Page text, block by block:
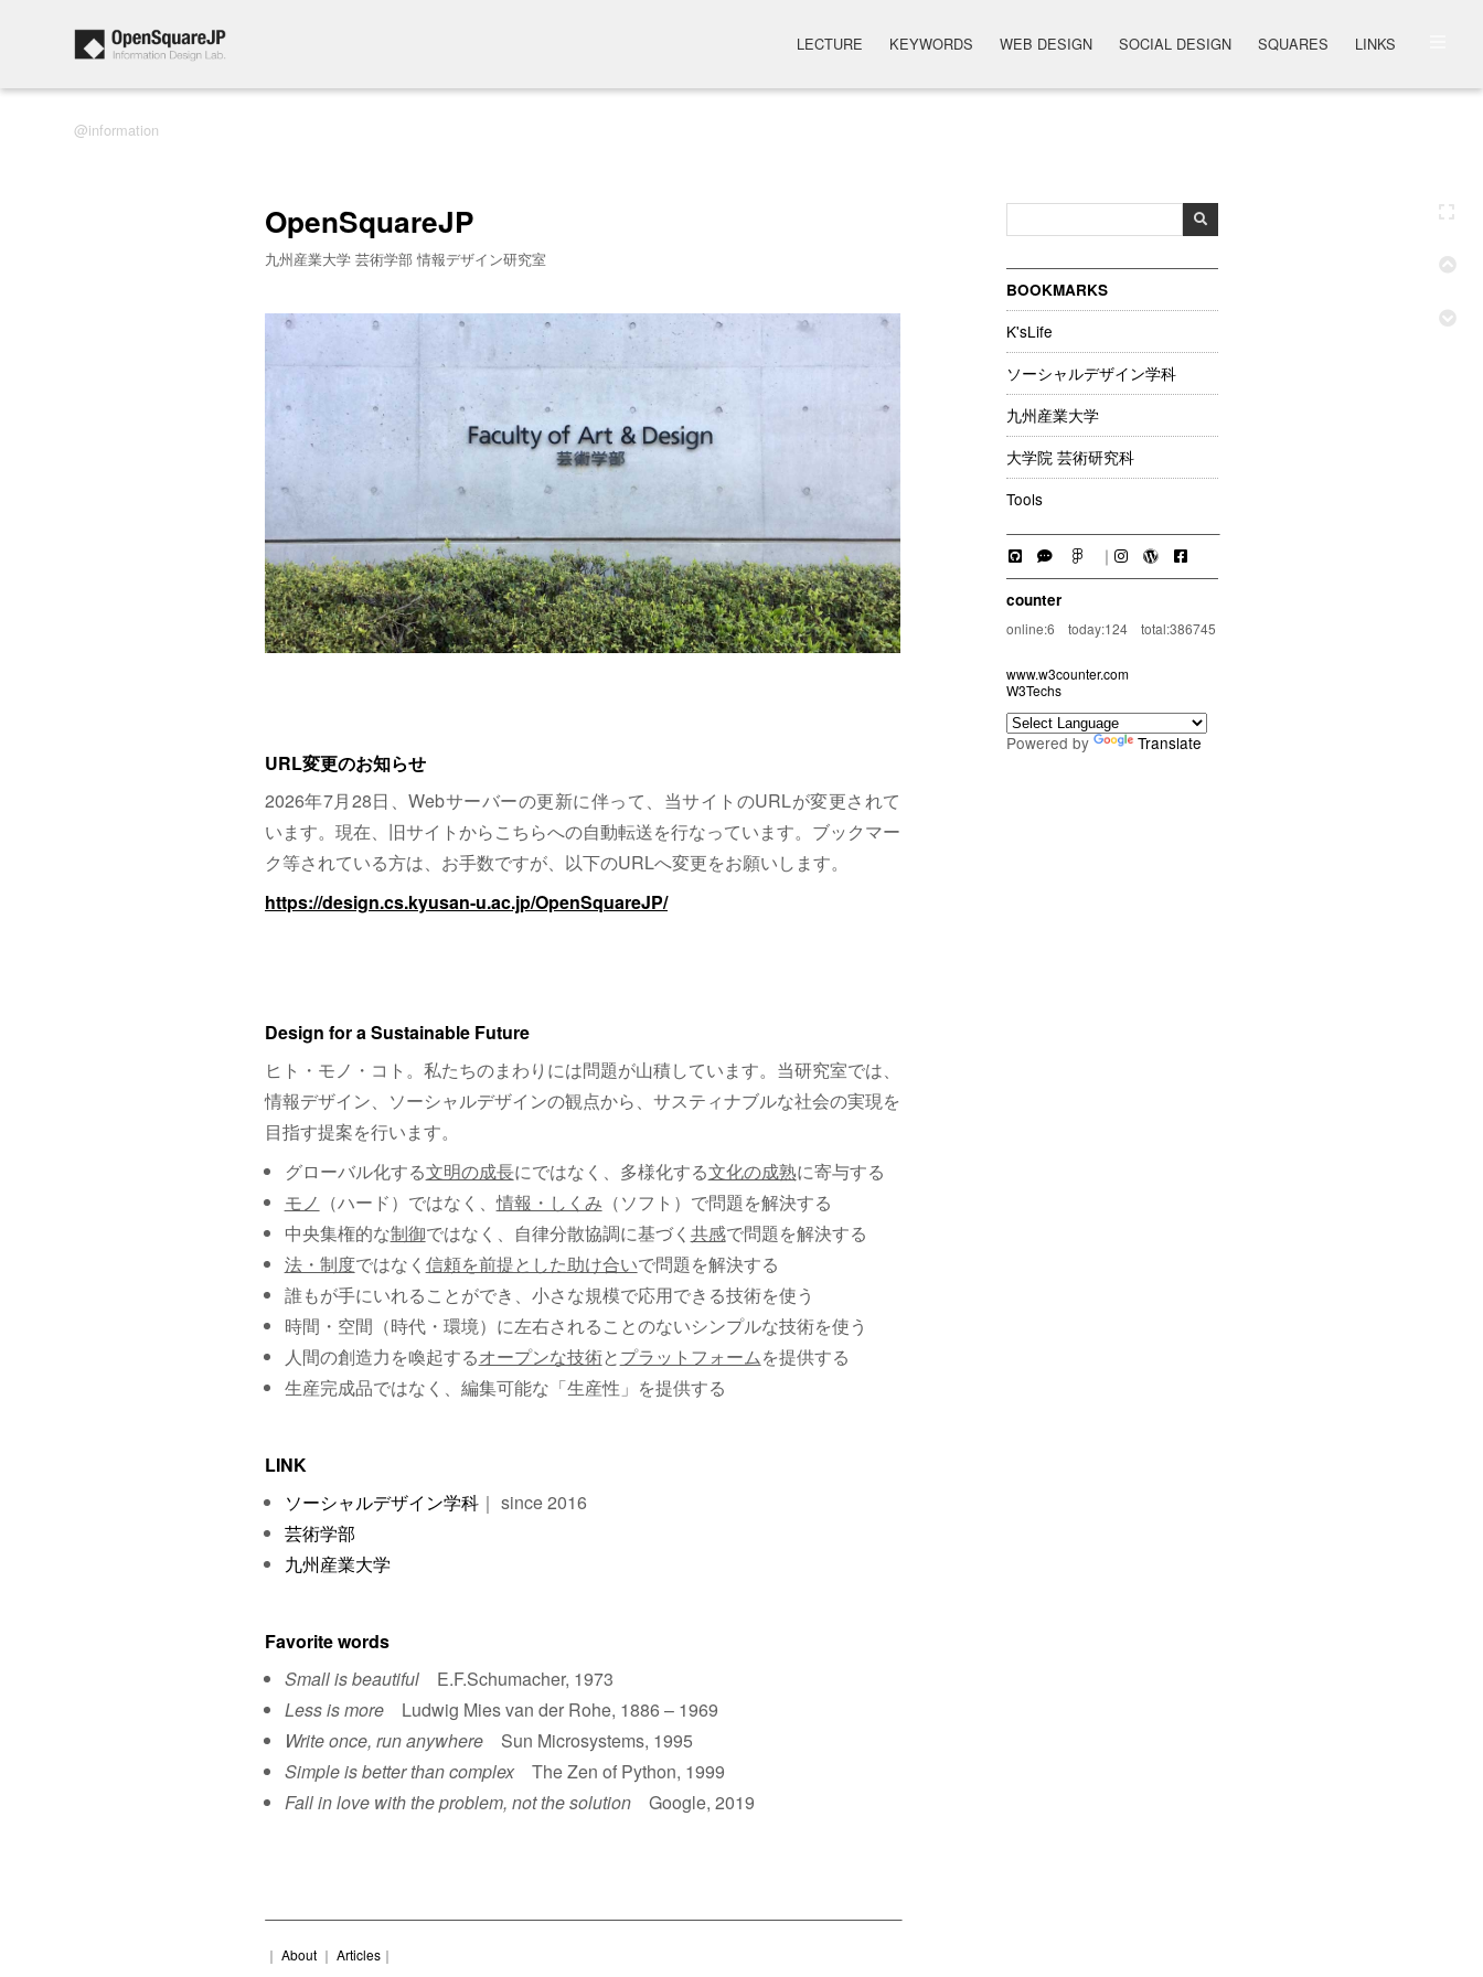
information
LECTURE KEYWORDS WEB DESIGN SOCIAL DESIGN SQUARES LINKS
BOOKMARKS
K'sLife
ソーシャルデザイン学科
九州産業大学
大学院 芸術研究科
Tools
｜
counter
online:6 today:124 total:386745
www.w3counter.com
W3Techs
Powered by Translate
OpenSquareJP
九州産業大学 芸術学部 情報デザイン研究室
URL変更のお知らせ
2026年7月28日、Webサーバーの更新に伴って、当サイトのURLが変更されて
います。現在、旧サイトからこちらへの自動転送を行なっています。ブックマー
ク等されている方は、お手数ですが、以下のURLへ変更をお願いします。
https://design.cs.kyusan-u.ac.jp/OpenSquareJP/
Design for a Sustainable Future
ヒト・モノ・コト。私たちのまわりには問題が山積しています。当研究室では、
情報デザイン、ソーシャルデザインの観点から、サスティナブルな社会の実現を
目指す提案を行います。
グローバル化する文明の成長にではなく、多様化する文化の成熟に寄与する
モノ （ハード）ではなく、情報・しくみ （ソフト）で問題を解決する
中央集権的な制御ではなく、自律分散協調に基づく 共感で問題を解決する
法・制度ではなく 信頼を前提とした助け合いで問題を解決する
誰もが手にいれることができ、小さな規模で応用できる技術を使う
時間・空間（時代・環境）に左右されることのないシンプルな技術を使う
人間の創造力を喚起するオープンな技術とプラットフォームを提供する
生産完成品ではなく、編集可能な「生産性」を提供する
LINK
ソーシャルデザイン学科｜ since 2016
芸術学部
九州産業大学
Favorite words
Small is beautifulE.F.Schumacher, 1973
Less is moreLudwig Mies van der Rohe, 1886 – 1969
Write once, run anywhereSun Microsystems, 1995
Simple is better than complexThe Zen of Python, 1999
Fall in love with the problem, not the solutionGoogle, 2019
｜ About ｜ Articles ｜